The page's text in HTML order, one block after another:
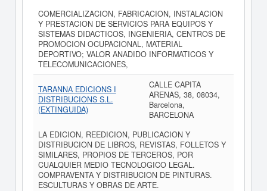
COMERCIALIZACION, FABRICACION, INSTALACION
Y PRESTACION DE SERVICIOS PARA EQUIPOS Y
SISTEMAS DIDACTICOS, INGENIERIA, CENTROS DE
PROMOCION OCUPACIONAL, MATERIAL
DEPORTIVO; VALOR ANADIDO INFORMATICOS Y
TELECOMUNICACIONES,
TARANNA EDICIONS I
DISTRIBUCIONS S.L.
(EXTINGUIDA)
CALLE CAPITA
ARENAS, 38, 08034,
Barcelona,
BARCELONA
LA EDICION, REEDICION, PUBLICACION Y
DISTRIBUCION DE LIBROS, REVISTAS, FOLLETOS Y
SIMILARES, PROPIOS DE TERCEROS, POR
CUALQUIER MEDIO TECNOLOGICO LEGAL.
COMPRAVENTA Y DISTRIBUCION DE PINTURAS.
ESCULTURAS Y OBRAS DE ARTE.